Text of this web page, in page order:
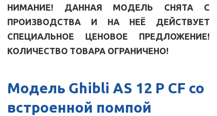
НИМАНИЕ! ДАННАЯ МОДЕЛЬ СНЯТА С
ПРОИЗВОДСТВА И НА НЕЁ ДЕЙСТВУЕТ
СПЕЦИАЛЬНОЕ ЦЕНОВОЕ ПРЕДЛОЖЕНИЕ!
КОЛИЧЕСТВО ТОВАРА ОГРАНИЧЕНО!
Модель Ghibli AS 12 P CF со
встроенной помпой